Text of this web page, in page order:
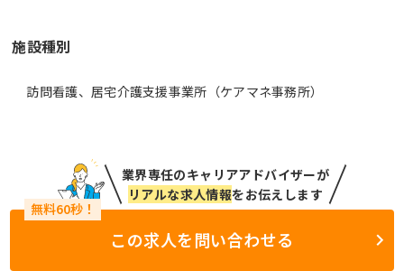
施設種別
訪問看護、居宅介護支援事業所（ケアマネ事務所）
業界専任のキャリアアドバイザーが
リアルな求人情報をお伝えします
この求人を問い合わせる